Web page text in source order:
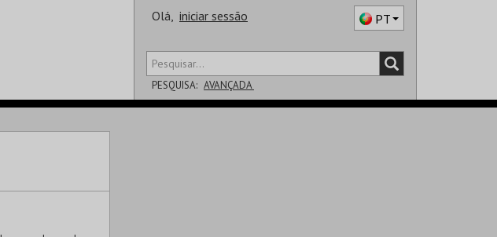
Olá, iniciar sessão PT
PESQUISA: AVANÇADA